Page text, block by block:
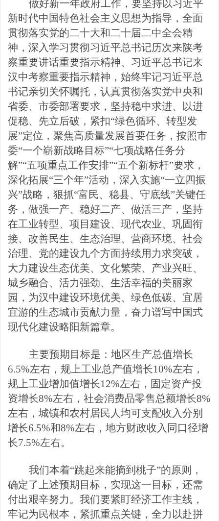
做好新一年政府工作，要坚持以习近平
新时代中国特色社会主义思想为指导，全面
贯彻落实党的二十大和二十届二中全会精
神，深入学习贯彻习近平总书记历次来陕考
察重要讲话重要指示精神、习近平总书记来
汉中考察重要指示精神，始终牢记习近平总
书记亲切关怀嘱托，认真贯彻落实党中央和
省委、市委部署要求，坚持稳中求进、以进
促稳、先立后破，紧扣“绿色循环、转型发
展”定位，聚焦高质量发展首要任务，按照市
委“一个崭新战略目标”“七项战略任务分
解”“五项重点工作安排”“五个新标杆”要求，
深化拓展“三个年”活动，深入实施“一立四振
兴”战略，狠抓“富民、稳县、守底线”关键任
务，做强一产、稳好二产、做活三产，坚持
在工业转型、项目建设、现代农业、巩固衔
接、改善民生、生态治理、营商环境、社会
治理、党的建设九个方面持续用力求突破，
大力建设生态优美、文化繁荣、产业兴旺、
城乡融合、活力强劲、生活幸福的美丽家
园，为汉中建设环境优美、绿色低碳、宜居
宜游的生态城市贡献力量，奋力谱写中国式
现代化建设略阳新篇章。
主要预期目标是：地区生产总值增长
6.5%左右，规上工业总产值增长10%左右，
规上工业增加值增长12%左右，固定资产投
资增长8%左右，社会消费品零售总额增长8%
左右，城镇和农村居民人均可支配收入分别
增长6.5%和8%左右，地方财政收入同口径增
长7.5%左右。
我们本着“跳起来能摘到桃子”的原则，
确定了上述预期目标，实现这一目标，还需
付出艰辛努力。我们要紧盯经济工作主线，
牢记为民根本，紧抓重点关键，全力以赴拼